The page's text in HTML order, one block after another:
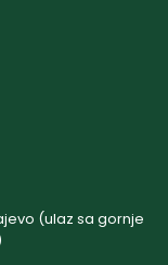
(ulaz sa gornje